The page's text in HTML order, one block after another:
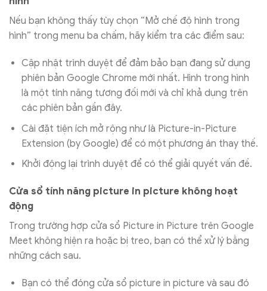
Nếu bạn không thấy tùy chọn “Mở chế độ hình trong
hình” trong menu ba chấm, hãy kiểm tra các điểm sau:
Cập nhật trình duyệt để đảm bảo bạn đang sử dụng
phiên bản Google Chrome mới nhất. Hình trong hình
là một tính năng tương đối mới và chỉ khả dụng trên
các phiên bản gần đây.
Cài đặt tiện ích mở rộng như là Picture-in-Picture
Extension (by Google) để có một phương án thay thế.
Khởi động lại trình duyệt để có thể giải quyết vấn đề.
Cửa sổ tính năng picture in picture không hoạt
động
Trong trường hợp cửa sổ Picture in Picture trên Google
Meet không hiện ra hoặc bị treo, bạn có thể xử lý bằng
những cách sau.
Bạn có thể đóng cửa sổ picture in picture và sau đó